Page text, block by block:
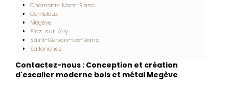
Chamonix-Mont-Blanc
Combloux
Megève
Praz-sur-Arly
Saint-Gervais-les-Bains
Sallanches
Contactez-nous : Conception et création
d'escalier moderne bois et métal Megève